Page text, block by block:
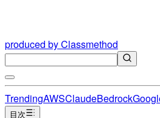
produced by Classmethod
TrendingAWSClaudeBedrock
目次